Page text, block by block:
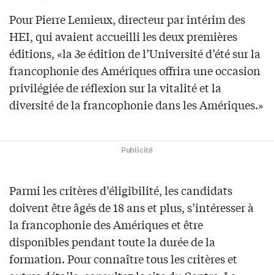
Pour Pierre Lemieux, directeur par intérim des
HEI, qui avaient accueilli les deux premières
éditions, «la 3e édition de l’Université d’été sur la
francophonie des Amériques offrira une occasion
privilégiée de réflexion sur la vitalité et la
diversité de la francophonie dans les Amériques.»
Publicité
Parmi les critères d’éligibilité, les candidats
doivent être âgés de 18 ans et plus, s’intéresser à
la francophonie des Amériques et être
disponibles pendant toute la durée de la
formation. Pour connaître tous les critères et